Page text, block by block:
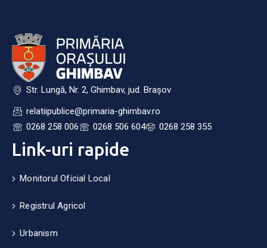
Str. Lungă, Nr. 2, Ghimbav, jud. Brașov
relatiipublice@primaria-ghimbav.ro
0268 258 006
0268 506 604 0268 258 355
Link-uri rapide
Monitorul Oficial Local
Registrul Agricol
Urbanism